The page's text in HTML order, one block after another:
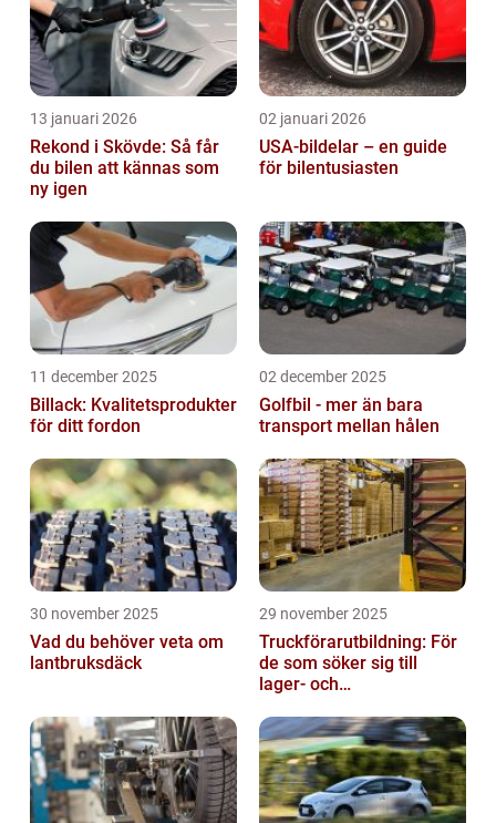
13 januari 2026
Rekond i Skövde: Så får
du bilen att kännas som
ny igen
02 januari 2026
USA-bildelar – en guide
för bilentusiasten
11 december 2025
Billack: Kvalitetsprodukter
för ditt fordon
02 december 2025
Golfbil - mer än bara
transport mellan hålen
30 november 2025
Vad du behöver veta om
lantbruksdäck
29 november 2025
Truckförarutbildning: För
de som söker sig till
lager- och